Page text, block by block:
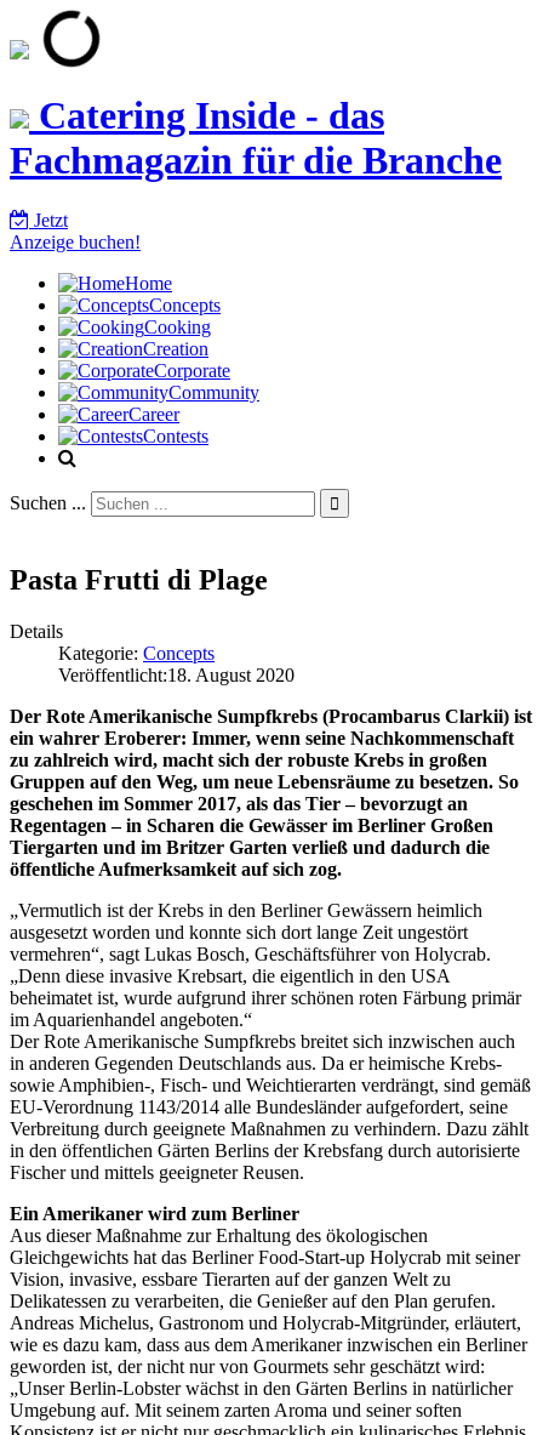
Catering Inside - das
Fachmagazin für die Branche
Jetzt
Anzeige buchen!
Home
Concepts
Cooking
Creation
Corporate
Community
Career
Contests
Suchen ... 
Pasta Frutti di Plage
Details
Kategorie: Concepts
Veröffentlicht:18. August 2020
Der Rote Amerikanische Sumpfkrebs (Procambarus Clarkii) ist
ein wahrer Eroberer: Immer, wenn seine Nachkommenschaft
zu zahlreich wird, macht sich der robuste Krebs in großen
Gruppen auf den Weg, um neue Lebensräume zu besetzen. So
geschehen im Sommer 2017, als das Tier – bevorzugt an
Regentagen – in Scharen die Gewässer im Berliner Großen
Tiergarten und im Britzer Garten verließ und dadurch die
öffentliche Aufmerksamkeit auf sich zog.
„Vermutlich ist der Krebs in den Berliner Gewässern heimlich
ausgesetzt worden und konnte sich dort lange Zeit ungestört
vermehren“, sagt Lukas Bosch, Geschäftsführer von Holycrab.
„Denn diese invasive Krebsart, die eigentlich in den USA
beheimatet ist, wurde aufgrund ihrer schönen roten Färbung primär
im Aquarienhandel angeboten.“
Der Rote Amerikanische Sumpfkrebs breitet sich inzwischen auch
in anderen Gegenden Deutschlands aus. Da er heimische Krebs-
sowie Amphibien-, Fisch- und Weichtierarten verdrängt, sind gemäß
EU-Verordnung 1143/2014 alle Bundesländer aufgefordert, seine
Verbreitung durch geeignete Maßnahmen zu verhindern. Dazu zählt
in den öffentlichen Gärten Berlins der Krebsfang durch autorisierte
Fischer und mittels geeigneter Reusen.
Ein Amerikaner wird zum Berliner
Aus dieser Maßnahme zur Erhaltung des ökologischen
Gleichgewichts hat das Berliner Food-Start-up Holycrab mit seiner
Vision, invasive, essbare Tierarten auf der ganzen Welt zu
Delikatessen zu verarbeiten, die Genießer auf den Plan gerufen.
Andreas Michelus, Gastronom und Holycrab-Mitgründer, erläutert,
wie es dazu kam, dass aus dem Amerikaner inzwischen ein Berliner
geworden ist, der nicht nur von Gourmets sehr geschätzt wird:
„Unser Berlin-Lobster wächst in den Gärten Berlins in natürlicher
Umgebung auf. Mit seinem zarten Aroma und seiner soften